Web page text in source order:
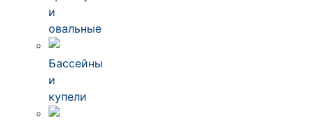
и
овальные
Бассейны
и
купели